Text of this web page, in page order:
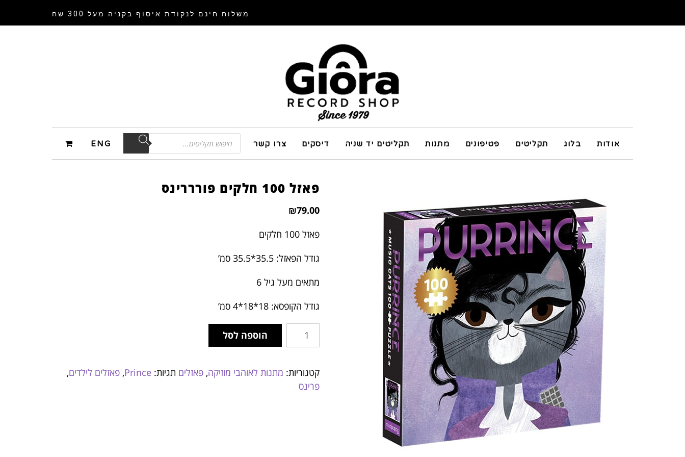
משלוח חינם לנקודת איסוף בקניה מעל 300 שח
אודות בלוג תקליטים פטיפונים מתנות תקליטים יד שניה דיסקים צרו קשר ENG
פאזל 100 חלקים פורררינס
₪79.00
פאזל 100 חלקים
גודל הפאזל: 35.5*35.5 סמ’
מתאים מעל גיל 6
גודל הקופסא: 18*18*4 סמ’
הוספה לסל
קטגוריות: מתנות לאוהבי מוזיקה, פאזלים תגיות: Prince
, פאזלים לילדים,
פרינס